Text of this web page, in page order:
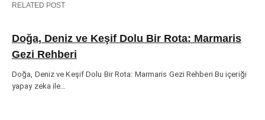
RELATED POST
Doğa, Deniz ve Keşif Dolu Bir Rota: Marmaris
Gezi Rehberi
Doğa, Deniz ve Keşif Dolu Bir Rota: Marmaris Gezi Rehberi Bu içeriği
yapay zeka ile…